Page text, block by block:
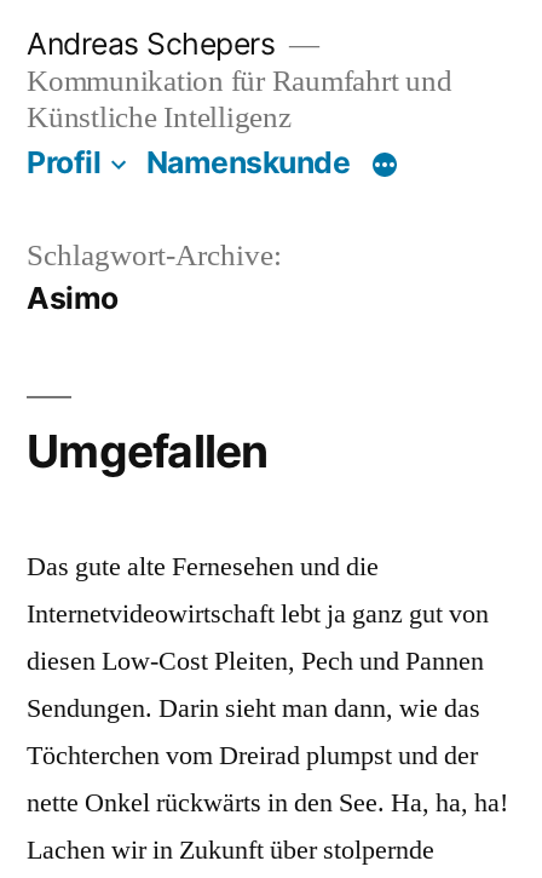
Inhalt
springen
Andreas Schepers
Kommunikation für Raumfahrt und
Künstliche Intelligenz
Profil Namenskunde
Schlagwort-Archive:
Asimo
Umgefallen
Das gute alte Fernesehen und die
Internetvideowirtschaft lebt ja ganz gut von
diesen Low-Cost Pleiten, Pech und Pannen
Sendungen. Darin sieht man dann, wie das
Töchterchen vom Dreirad plumpst und der
nette Onkel rückwärts in den See. Ha, ha, ha!
Lachen wir in Zukunft über stolpernde